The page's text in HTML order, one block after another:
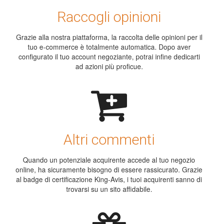
Raccogli opinioni
Grazie alla nostra piattaforma, la raccolta delle opinioni per il
tuo e-commerce è totalmente automatica. Dopo aver
configurato il tuo account negoziante, potrai infine dedicarti
ad azioni più proficue.
Altri commenti
Quando un potenziale acquirente accede al tuo negozio
online, ha sicuramente bisogno di essere rassicurato. Grazie
al badge di certificazione King-Avis, i tuoi acquirenti sanno di
trovarsi su un sito affidabile.